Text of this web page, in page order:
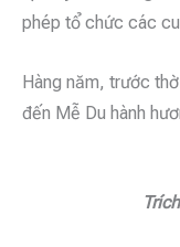
phép tổ chức các
Hàng năm, trước
đến Mễ Du hành